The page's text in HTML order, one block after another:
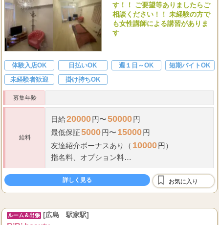
す！！ ご要望等ありましたらご
相談ください！！ 未経験の方で
も女性講師による講習がありま
す
体験入店OK 日払いOK 週１日～OK
短期バイトOK
未経験者歓迎
掛け持ちOK
募集年齢
給料
日給20000円〜50000円
最低保証5000円〜 15000円
友達紹介ボーナスあり（ 10000円）
指名料、オプション料
（全額フルバック）
詳しく見る お気に入り
ルーム＆出張 [広島 駅家駅]